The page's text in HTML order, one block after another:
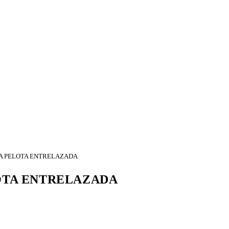
PELOTA ENTRELAZADA
ENTRELAZADA